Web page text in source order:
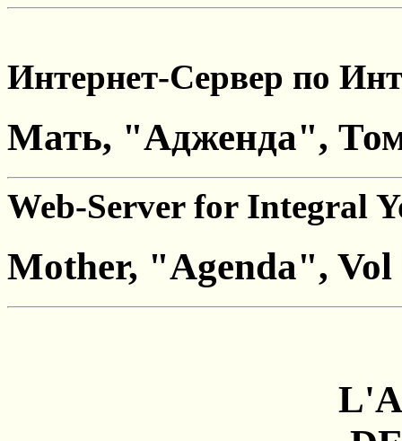
Интернет-Сервер по
Мать, "Адженда",
Web-Server for Integral
Mother, "Agenda",